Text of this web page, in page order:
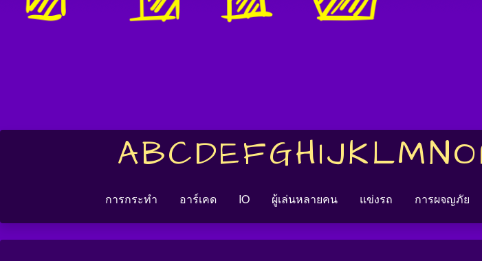
ABCDEFGHIJKLMNO
การกระทำ อาร์เคด IO ผู้เล่นหลายคน แข่งรถ การผจญภัย